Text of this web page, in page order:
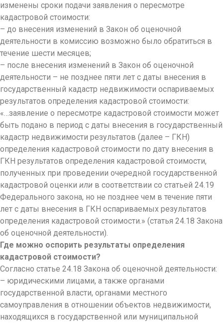
изменены сроки подачи заявления о пересмотре
кадастровой стоимости:
– до внесения изменений в Закон об оценочной
деятельности в комиссию возможно было обратиться в
течение шести месяцев;
– после внесения изменений в Закон об оценочной
деятельности – не позднее пяти лет с даты внесения в
государственный кадастр недвижимости оспариваемых
результатов определения кадастровой стоимости:
«…заявление о пересмотре кадастровой стоимости может
быть подано в период с даты внесения в государственный
кадастр недвижимости результатов (далее – ГКН)
определения кадастровой стоимости по дату внесения в
ГКН результатов определения кадастровой стоимости,
полученных при проведении очередной государственной
кадастровой оценки или в соответствии со статьей 24.19
Федерального закона, но не позднее чем в течение пяти
лет с даты внесения в ГКН оспариваемых результатов
определения кадастровой стоимости.» (статья 24.18 Закона
об оценочной деятельности).
Где можно оспорить результаты определения
кадастровой стоимости?
Согласно статье 24.18 Закона об оценочной деятельности:
– юридическими лицами, а также органами
государственной власти, органами местного
самоуправления в отношении объектов недвижимости,
находящихся в государственной или муниципальной